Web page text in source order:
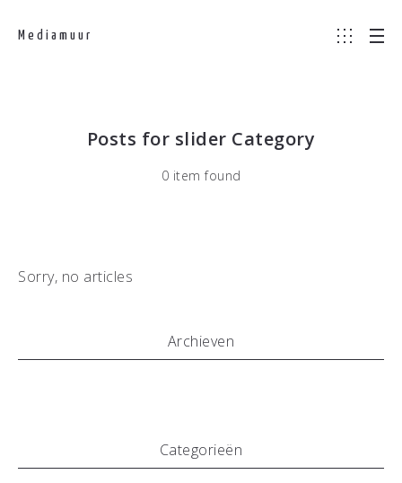
Mediamuur
Posts for slider Category
0 item found
Sorry, no articles
Archieven
Categorieën